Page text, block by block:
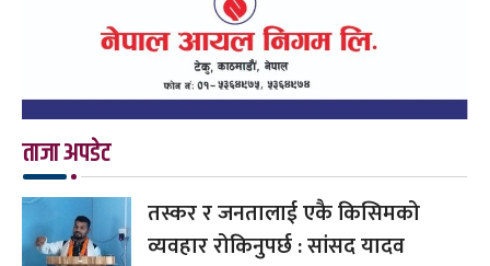
ताजा अपडेट
तस्कर र जनतालाई एकै किसिमको
व्यवहार रोकिनुपर्छ : सांसद यादव